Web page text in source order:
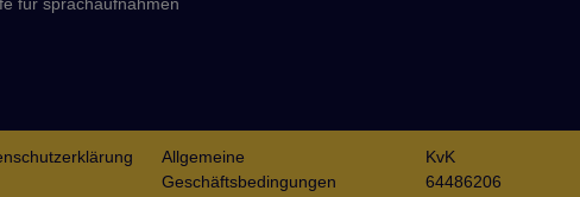
Allgemeine
Geschäftsbedingungen
KvK
64486206